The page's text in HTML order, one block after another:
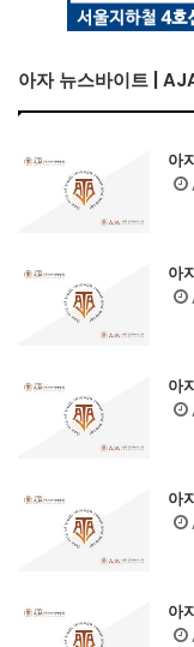
아자 뉴스바이트 |
아
아
아
아
아